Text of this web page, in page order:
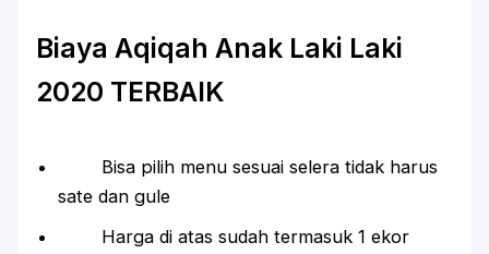
Biaya Aqiqah Anak Laki Laki
2020 TERBAIK
Bisa pilih menu sesuai selera tidak harus
sate dan gule
Harga di atas sudah termasuk 1 ekor